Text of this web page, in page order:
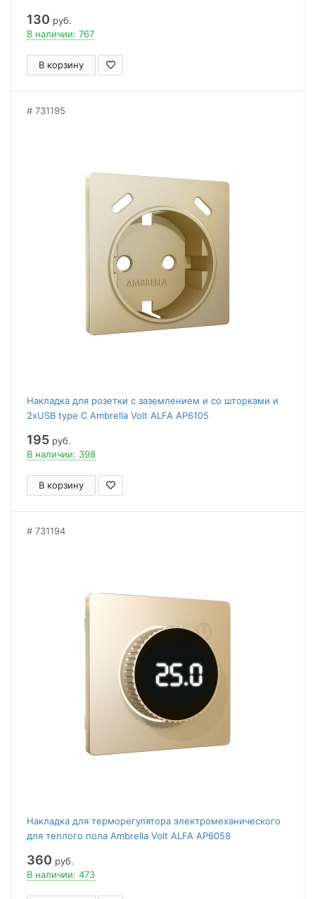
130 руб.
В наличии: 767
В корзину
731195
Накладка для розетки с заземлением и со шторками и
2хUSB type С Ambrella Volt ALFA AP6105
195 руб.
В наличии: 398
В корзину
731194
Накладка для терморегулятора электромеханического
для теплого пола Ambrella Volt ALFA AP6058
360 руб.
В наличии: 473